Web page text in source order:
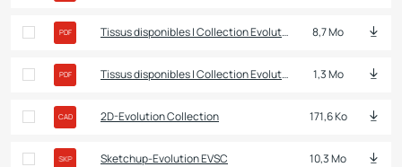
PDF Tissus disponibles | Collection Evolution | Rosa 8,7 Mo
PDF Tissus disponibles | Collection Evolution | Malala et Frida 1,3 Mo
CAD 2D-Evolution Collection 171,6 Ko
SKP Sketchup-Evolution EVSC 10,3 Mo